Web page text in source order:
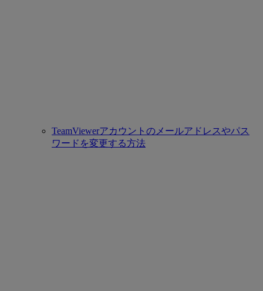
TeamViewerアカウントのメールアドレスやパス
ワードを変更する方法